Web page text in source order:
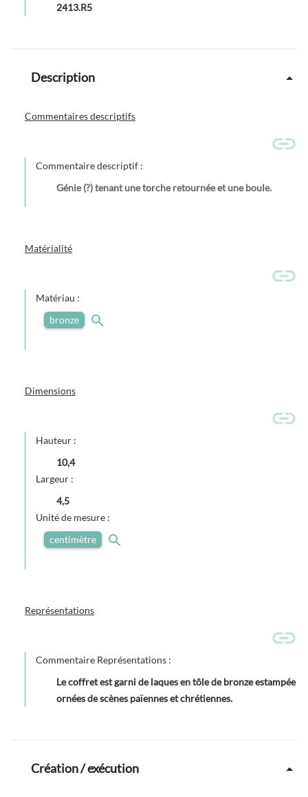
2413.R5
Description
Commentaires descriptifs
Commentaire descriptif :
Génie (?) tenant une torche retournée et une boule.
Matérialité
Matériau :
bronze
Dimensions
Hauteur :
10,4
Largeur :
4,5
Unité de mesure :
centimètre
Représentations
Commentaire Représentations :
Le coffret est garni de laques en tôle de bronze estampée
ornées de scènes païennes et chrétiennes.
Création / exécution